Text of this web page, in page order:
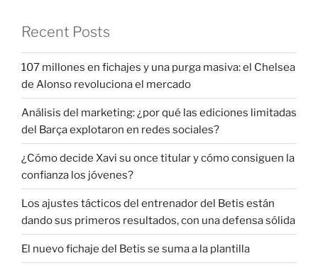
Recent Posts
107 millones en fichajes y una purga masiva: el Chelsea
de Alonso revoluciona el mercado
Análisis del marketing: ¿por qué las ediciones limitadas
del Barça explotaron en redes sociales?
¿Cómo decide Xavi su once titular y cómo consiguen la
confianza los jóvenes?
Los ajustes tácticos del entrenador del Betis están
dando sus primeros resultados, con una defensa sólida
El nuevo fichaje del Betis se suma a la plantilla